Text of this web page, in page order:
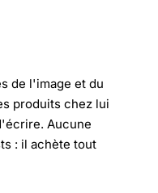
de l'image et du
produits chez lui
Aucune
: il achète tout